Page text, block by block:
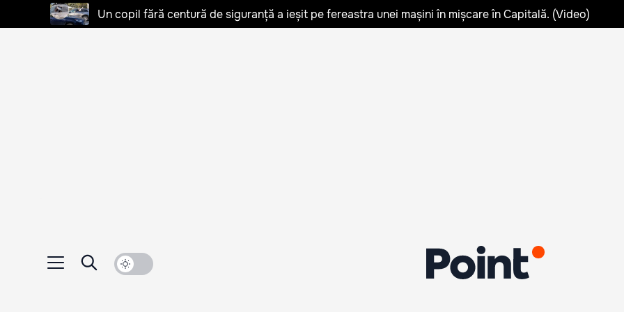
Un copil fără centură de siguranță a ieșit pe fereastra unei mașini în mișcare în Capitală. (Video)